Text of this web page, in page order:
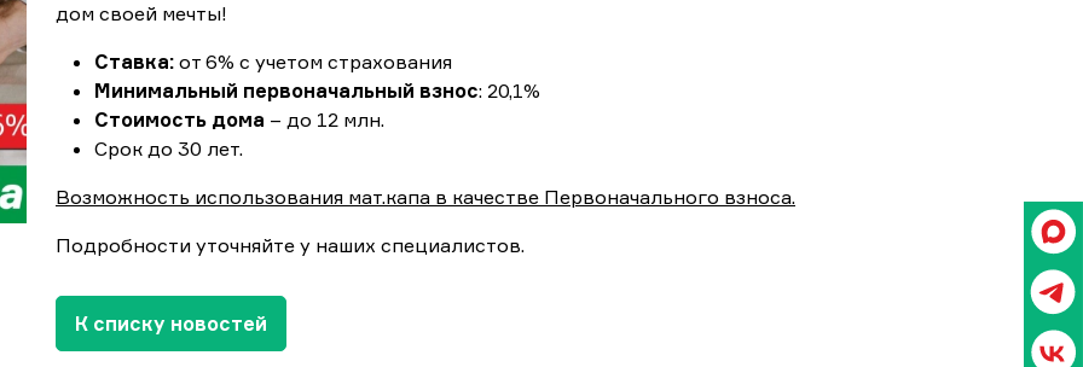
дом своей мечты!
Ставка: от 6% с учетом страхования
Минимальный первоначальный взнос: 20,1%
Стоимость дома – до 12 млн.
Срок до 30 лет.
Возможность использования мат.капа в качестве Первоначального взноса.
Подробности уточняйте у наших специалистов.
К списку новостей